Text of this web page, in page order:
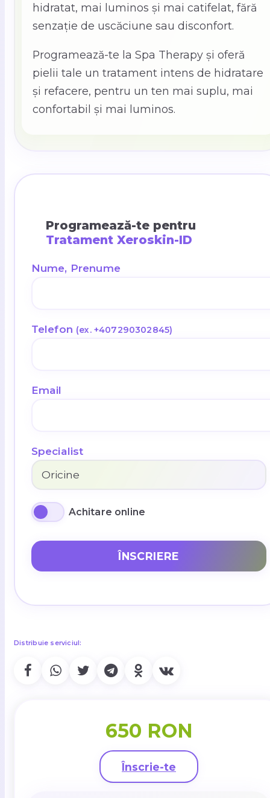
hidratat, mai luminos și mai catifelat, fără
senzație de uscăciune sau disconfort.
Programează-te la Spa Therapy și oferă
pielii tale un tratament intens de hidratare
și refacere, pentru un ten mai suplu, mai
confortabil și mai luminos.
Programează-te pentru
Tratament Xeroskin-ID
Nume, Prenume
Telefon (ex. +407290302845)
Email
Specialist
Achitare online
ÎNSCRIERE
Distribuie serviciul:
650 RON
Înscrie-te